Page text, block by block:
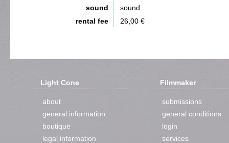
sound
sound
rental fee
26,00 €
Light Cone
about
general information
boutique
legal information
Filmmaker
submissions
general conditions
login
services